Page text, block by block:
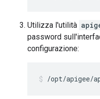
Utilizza l'utilità
password
configurazione:
/opt/apigee/